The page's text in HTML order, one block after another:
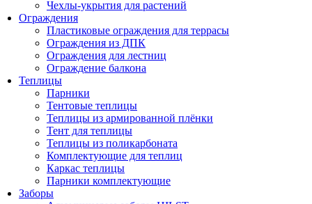
Чехлы-укрытия для растений
Ограждения
Пластиковые ограждения для террасы
Ограждения из ДПК
Ограждения для лестниц
Ограждение балкона
Теплицы
Парники
Тентовые теплицы
Теплицы из армированной плёнки
Тент для теплицы
Теплицы из поликарбоната
Комплектующие для теплиц
Каркас теплицы
Парники комплектующие
Заборы